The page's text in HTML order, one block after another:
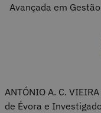
Avançada em
ANTÓNIO A. C.
de Évora e